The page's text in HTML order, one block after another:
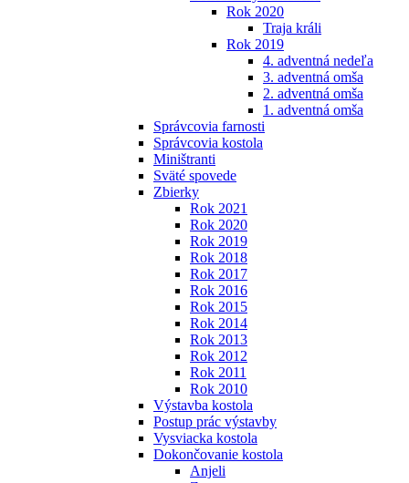
Rok 2020
Traja králi
Rok 2019
4. adventná nedeľa
3. adventná omša
2. adventná omša
1. adventná omša
Správcovia farnosti
Správcovia kostola
Miništranti
Sväté spovede
Zbierky
Rok 2021
Rok 2020
Rok 2019
Rok 2018
Rok 2017
Rok 2016
Rok 2015
Rok 2014
Rok 2013
Rok 2012
Rok 2011
Rok 2010
Výstavba kostola
Postup prác výstavby
Vysviacka kostola
Dokončovanie kostola
Anjeli